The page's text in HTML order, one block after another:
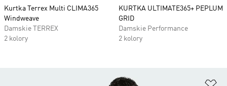
Kurtka Terrex Multi CLIMA365
Windweave
Damskie TERREX
2 kolory
KURTKA ULTIMATE365+ PEPLUM
GRID
Damskie Performance
2 kolory